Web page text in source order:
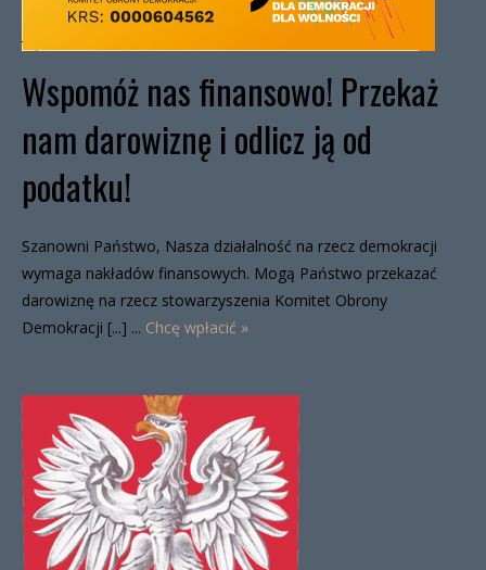
Wspomóż nas finansowo! Przekaż
nam darowiznę i odlicz ją od
podatku!
Szanowni Państwo, Nasza działalność na rzecz demokracji
wymaga nakładów finansowych. Mogą Państwo przekazać
darowiznę na rzecz stowarzyszenia Komitet Obrony
Demokracji [...] ... Chcę wpłacić »